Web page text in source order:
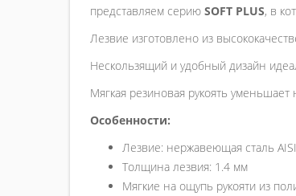
представляем серию SOFT PLUS, в
Лезвие изготовлено из
Нескользящий и удобный дизайн
Мягкая резиновая рукоять
Особенности:
Лезвие: нержавеющая сталь
Толщина лезвия: 1.4 мм
Мягкие на ощупь рукояти из